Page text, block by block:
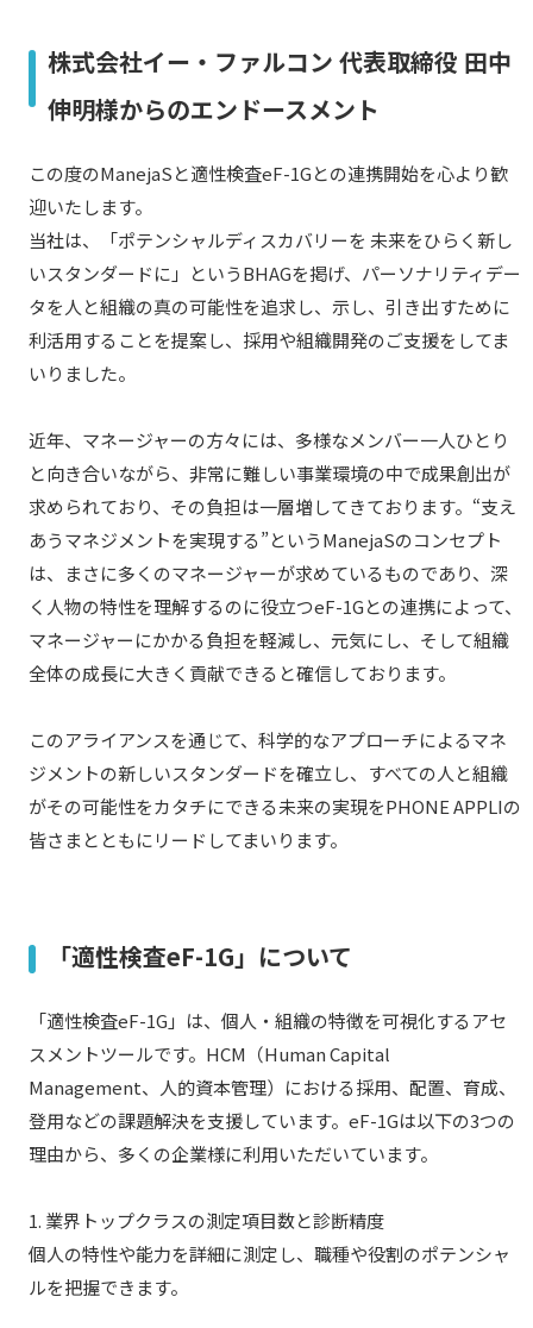
株式会社イー・ファルコン 代表取締役 田中
伸明様からのエンドースメント
この度のManejaSと適性検査eF-1Gとの連携開始を心より歓
迎いたします。
当社は、「ポテンシャルディスカバリーを 未来をひらく新し
いスタンダードに」というBHAGを掲げ、パーソナリティデー
タを人と組織の真の可能性を追求し、示し、引き出すために
利活用することを提案し、採用や組織開発のご支援をしてま
いりました。
近年、マネージャーの方々には、多様なメンバー一人ひとり
と向き合いながら、非常に難しい事業環境の中で成果創出が
求められており、その負担は一層増してきております。“支え
あうマネジメントを実現する”というManejaSのコンセプト
は、まさに多くのマネージャーが求めているものであり、深
く人物の特性を理解するのに役立つeF-1Gとの連携によって、
マネージャーにかかる負担を軽減し、元気にし、そして組織
全体の成長に大きく貢献できると確信しております。
このアライアンスを通じて、科学的なアプローチによるマネ
ジメントの新しいスタンダードを確立し、すべての人と組織
がその可能性をカタチにできる未来の実現をPHONE APPLIの
皆さまとともにリードしてまいります。
「適性検査eF-1G」について
「適性検査eF-1G」は、個人・組織の特徴を可視化するアセ
スメントツールです。HCM（Human Capital
Management、人的資本管理）における採用、配置、育成、
登用などの課題解決を支援しています。eF-1Gは以下の3つの
理由から、多くの企業様に利用いただいています。
1. 業界トップクラスの測定項目数と診断精度
個人の特性や能力を詳細に測定し、職種や役割のポテンシャ
ルを把握できます。